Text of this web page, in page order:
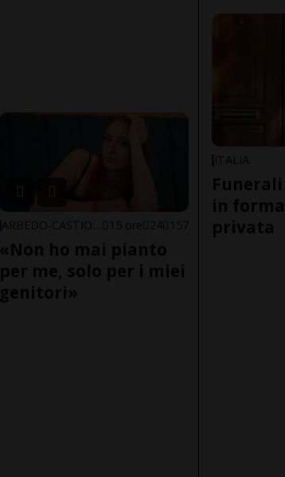
15 ore 24 157
«Non ho mai pianto
per me, solo per i miei
genitori»
ITALIA
in
privata